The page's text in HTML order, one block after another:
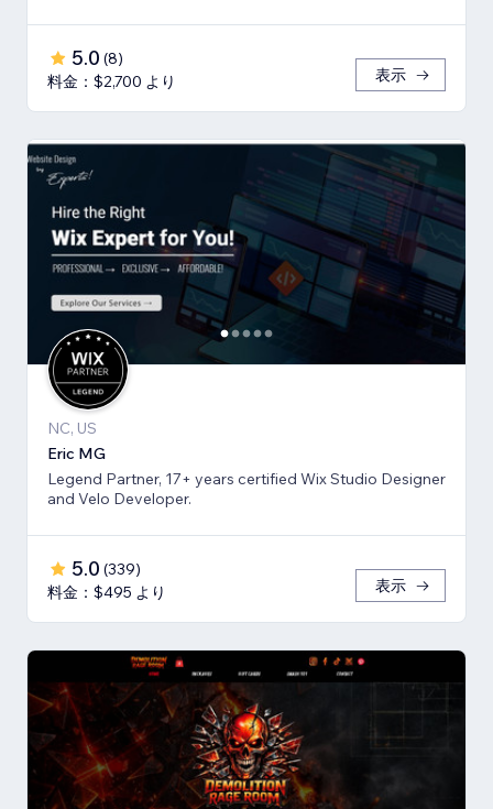
5.0 (8)
料金：$2,700 より
表示
NC, US
Eric MG
Legend Partner, 17+ years certified Wix Studio Designer
and Velo Developer.
5.0 (339)
料金：$495 より
表示